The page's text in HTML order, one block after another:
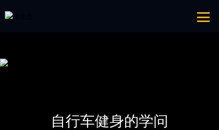
导航
网站地图
自行车健身的学问